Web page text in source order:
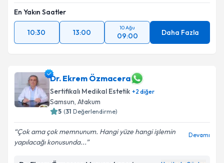
En Yakın Saatler
10:30 13:00
10 Ağu
09:00 Daha Fazla
Dr. Ekrem Özmacera
Sertifikalı Medikal Estetik +2 diğer
Samsun, Atakum
5 (31 Değerlendirme)
Çok ama çok memnunum. Hangi yüze hangi işlemin
yapılacağı konusunda...
Devamı